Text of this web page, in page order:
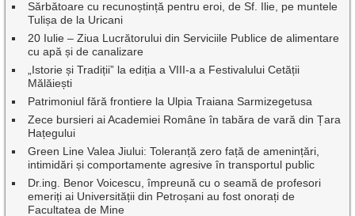
Sărbătoare cu recunoștință pentru eroi, de Sf. Ilie, pe muntele
Tulișa de la Uricani
20 Iulie – Ziua Lucrătorului din Serviciile Publice de alimentare
cu apă și de canalizare
„Istorie și Tradiții” la ediția a VIII-a a Festivalului Cetății
Mălăiești
Patrimoniul fără frontiere la Ulpia Traiana Sarmizegetusa
Zece bursieri ai Academiei Române în tabăra de vară din Țara
Hațegului
Green Line Valea Jiului: Toleranță zero față de amenințări,
intimidări și comportamente agresive în transportul public
Dr.ing. Benor Voicescu, împreună cu o seamă de profesori
emeriți ai Universității din Petroșani au fost onorați de
Facultatea de Mine